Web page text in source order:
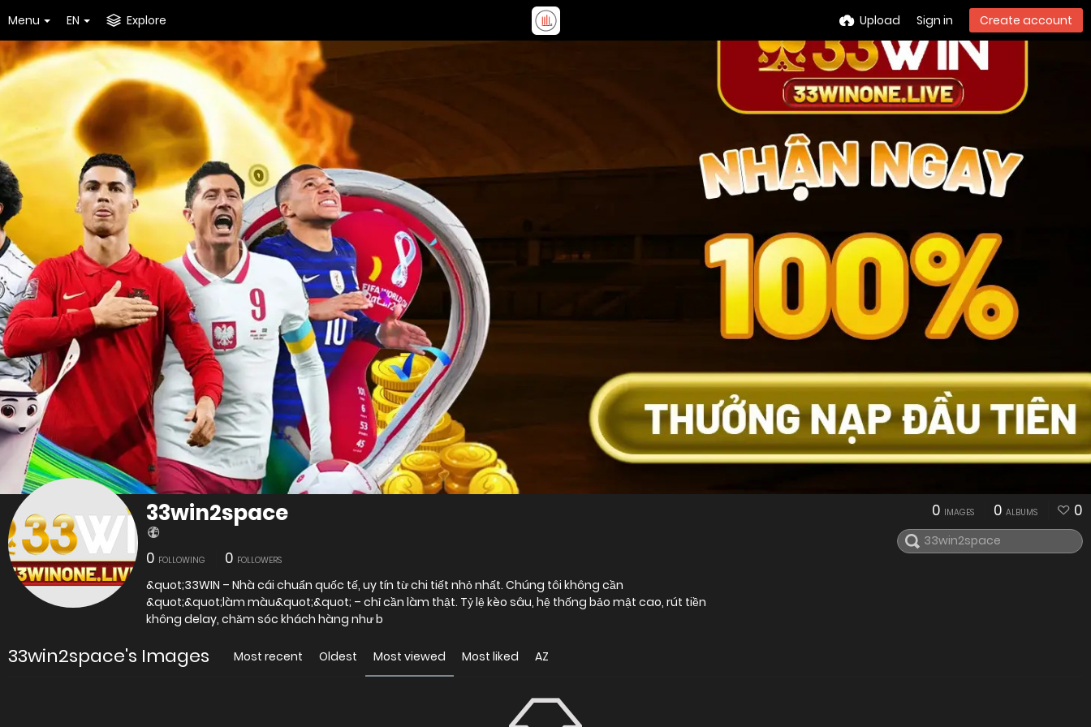
Menu EN Explore Upload Sign in Create account
33win2space
0 FOLLOWING 0 FOLLOWERS
&quot;33WIN – Nhà cái chuẩn quốc tế, uy tín từ chi tiết nhỏ nhất. Chúng tôi không cần
&quot;&quot;làm màu&quot;&quot; – chỉ cần làm thật. Tỷ lệ kèo sâu, hệ thống bảo mật cao, rút tiền
không delay, chăm sóc khách hàng như b
0 IMAGES 0 ALBUMS 0
33win2space's Images Most recent Oldest Most viewed Most liked AZ